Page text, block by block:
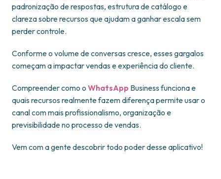
padronização de respostas, estrutura de catálogo e
clareza sobre recursos que ajudam a ganhar escala sem
perder controle.
Conforme o volume de conversas cresce, esses gargalos
começam a impactar vendas e experiência do cliente.
Compreender como o WhatsApp Business funciona e
quais recursos realmente fazem diferença permite usar o
canal com mais profissionalismo, organização e
previsibilidade no processo de vendas.
Vem com a gente descobrir todo poder desse aplicativo!